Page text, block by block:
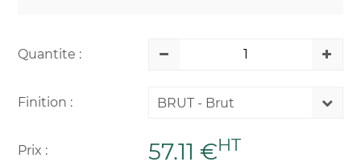
Quantite :
Finition : BRUT - Brut
Prix : 57.11 €HT